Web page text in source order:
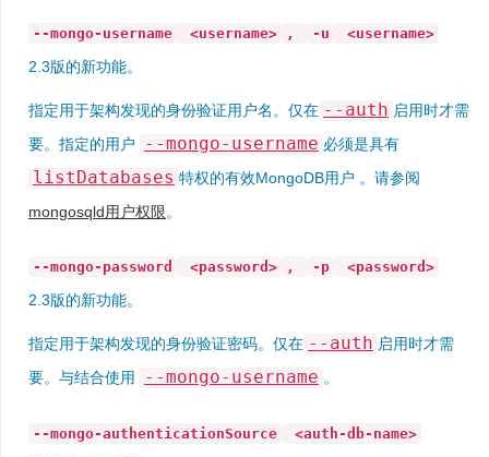
--mongo-username <username> , -u <username>
2.3版的新功能。
指定用于架构发现的身份验证用户名。仅在 --auth 启用时才需
要。指定的用户
--mongo-username 必须是具有
listDatabases 特权的有效MongoDB用户 。请参阅
mongosqld用户权限。
--mongo-password <password> , -p <password>
2.3版的新功能。
指定用于架构发现的身份验证密码。仅在 --auth 启用时才需
要。与结合使用
--mongo-username 。
--mongo-authenticationSource <auth-db-name>